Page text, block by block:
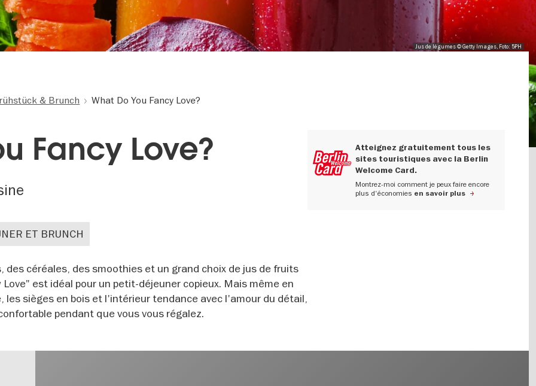
Jus de légumes © Getty Images, Foto: 5PH
& Brunch What Do You Fancy Love?
Fancy Love?
Atteignez gratuitement tous les
sites touristiques avec la Berlin
Welcome Card.
Montrez-moi comment je peux faire encore
plus d'économies en savoir plus
ET BRUNCH
des céréales, des smoothies et un grand choix de jus de fruits
est idéal pour un petit-déjeuner copieux. Mais même en
les sièges en bois et l'intérieur tendance avec l'amour du détail,
pendant que vous vous régalez.